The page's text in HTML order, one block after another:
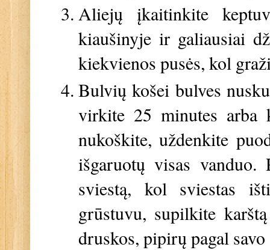
Aliejų įkaitinkite
kiaušinyje ir galiausiai
kiekvienos pusės, kol
Bulvių košei bulves
virkite 25 minutes arba
nukoškite, uždenkite
išgaruotų visas
sviestą, kol sviestas
grūstuvu, supilkite
druskos, pipirų pagal